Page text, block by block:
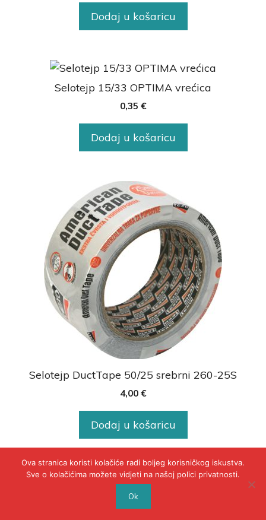
Dodaj u košaricu
Selotejp 15/33 OPTIMA vrećica
0,35 €
Dodaj u košaricu
Selotejp DuctTape 50/25 srebrni 260-25S
4,00 €
Dodaj u košaricu
© 2020 - POLICA PRIVATNOSTI
WEB BY INSERTIOWEB
Ova stranica koristi kolačiće radi boljeg korisničkog iskustva.
Sve o kolačićima možete vidjeti na našoj polici privatnosti.
Ok